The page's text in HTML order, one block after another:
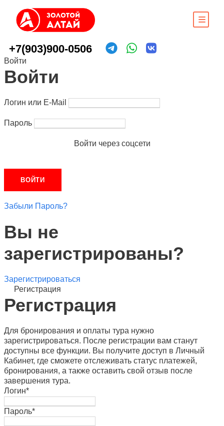
+7(903)900-0506
Войти
Войти
Логин или E-Mail
Пароль
Войти через соцсети
Забыли Пароль?
Вы не
зарегистрированы?
Зарегистрироваться
Регистрация
Регистрация
Для бронирования и оплаты тура нужно
зарегистрироваться. После регистрации вам станут
доступны все функции. Вы получите доступ в Личный
Кабинет, где сможете отслеживать статус платежей,
бронирования, а также оставить свой отзыв после
завершения тура.
Логин*
Пароль*